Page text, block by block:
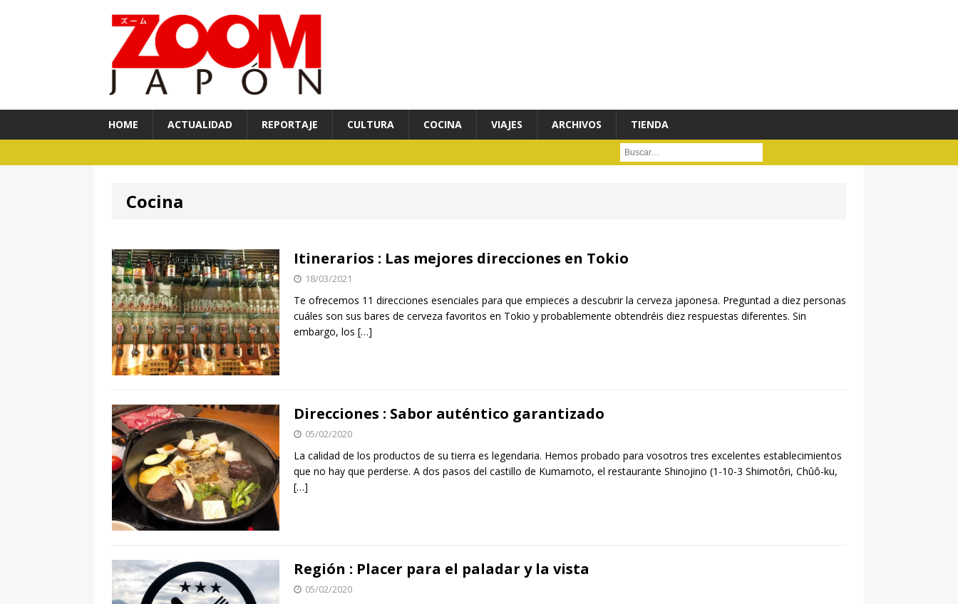
HOME ACTUALIDAD REPORTAJE CULTURA COCINA VIAJES ARCHIVOS
TIENDA
Buscar :
Cocina
Itinerarios : Las mejores direcciones en Tokio
18/03/2021
Te ofrecemos 11 direcciones esenciales para que empieces a descubrir la cerveza japonesa. Preguntad a diez personas
cuáles son sus bares de cerveza favoritos en Tokio y probablemente obtendréis diez respuestas diferentes. Sin
embargo, los […]
Direcciones : Sabor auténtico garantizado
05/02/2020
La calidad de los productos de su tierra es legendaria. Hemos probado para vosotros tres excelentes establecimientos
que no hay que perderse. A dos pasos del castillo de Kumamoto, el restaurante Shinojino (1-10-3 Shimotôri, Chûô-ku,
[…]
Región : Placer para el paladar y la vista
05/02/2020